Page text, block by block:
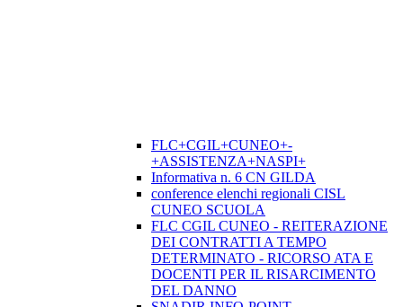
FLC+CGIL+CUNEO+-
+ASSISTENZA+NASPI+
Informativa n. 6 CN GILDA
conference elenchi regionali CISL
CUNEO SCUOLA
FLC CGIL CUNEO - REITERAZIONE
DEI CONTRATTI A TEMPO
DETERMINATO - RICORSO ATA E
DOCENTI PER IL RISARCIMENTO
DEL DANNO